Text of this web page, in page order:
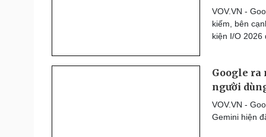
VOV.VN -
kiếm, bên
kiện I/O 2026
Google ra
người
VOV.VN -
Gemini hiện